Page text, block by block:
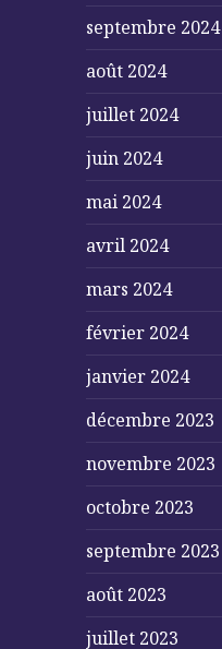
septembre 2024
août 2024
juillet 2024
juin 2024
mai 2024
avril 2024
mars 2024
février 2024
janvier 2024
décembre 2023
novembre 2023
octobre 2023
septembre 2023
août 2023
juillet 2023